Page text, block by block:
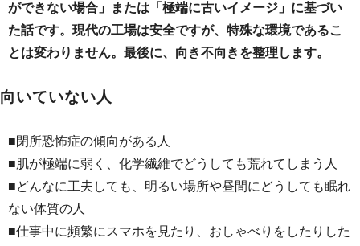
ができない場合」または「極端に古いイメージ」に基づい
た話です。現代の工場は安全ですが、特殊な環境であるこ
とは変わりません。最後に、向き不向きを整理します。
向いていない人
■閉所恐怖症の傾向がある人
■肌が極端に弱く、化学繊維でどうしても荒れてしまう人
■どんなに工夫しても、明るい場所や昼間にどうしても眠れ
ない体質の人
■仕事中に頻繁にスマホを見たり、おしゃべりをしたりした